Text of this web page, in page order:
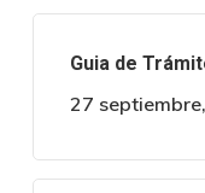
Guia de
27